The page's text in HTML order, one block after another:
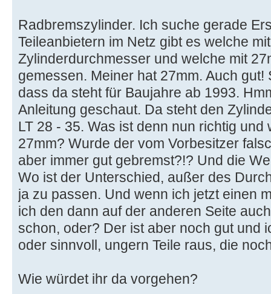
Radbremszylinder. Ich suche gerade
Teileanbietern im Netz gibt es welche
Zylinderdurchmesser und welche mit
gemessen. Meiner hat 27mm. Auch gut!
dass da steht für Baujahre ab 1993.
Anleitung geschaut. Da steht den
LT 28 - 35. Was ist denn nun richtig
27mm? Wurde der vom Vorbesitzer
aber immer gut gebremst?!? Und die
Wo ist der Unterschied, außer des
ja zu passen. Und wenn ich jetzt einen
ich den dann auf der anderen Seite
schon, oder? Der ist aber noch gut und
oder sinnvoll, ungern Teile raus, die
Wie würdet ihr da vorgehen?